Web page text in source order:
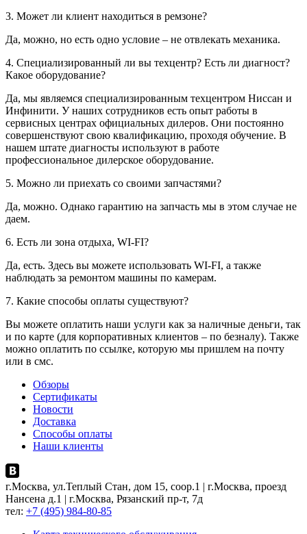
3. Может ли клиент находиться в ремзоне?
Да, можно, но есть одно условие – не отвлекать механика.
4. Специализированный ли вы техцентр? Есть ли диагност?
Какое оборудование?
Да, мы являемся специализированным техцентром Ниссан и
Инфинити. У наших сотрудников есть опыт работы в
сервисных центрах официальных дилеров. Они постоянно
совершенствуют свою квалификацию, проходя обучение. В
нашем штате диагносты используют в работе
профессиональное дилерское оборудование.
5. Можно ли приехать со своими запчастями?
Да, можно. Однако гарантию на запчасть мы в этом случае не
даем.
6. Есть ли зона отдыха, WI-FI?
Да, есть. Здесь вы можете использовать WI-FI, а также
наблюдать за ремонтом машины по камерам.
7. Какие способы оплаты существуют?
Вы можете оплатить наши услуги как за наличные деньги, так
и по карте (для корпоративных клиентов – по безналу). Также
можно оплатить по ссылке, которую мы пришлем на почту
или в смс.
Обзоры
Сертификаты
Новости
Доставка
Способы оплаты
Наши клиенты
г.Москва, ул.Теплый Стан, дом 15, соор.1 | г.Москва, проезд
Нансена д.1 | г.Москва, Рязанский пр-т, 7д
тел: +7 (495) 984-80-85